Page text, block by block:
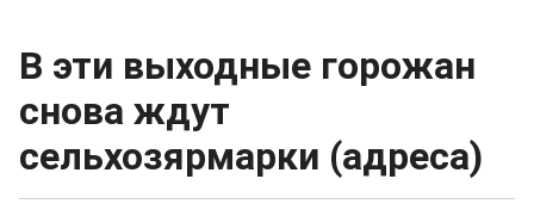
В эти выходные горожан
снова ждут
сельхозярмарки (адреса)